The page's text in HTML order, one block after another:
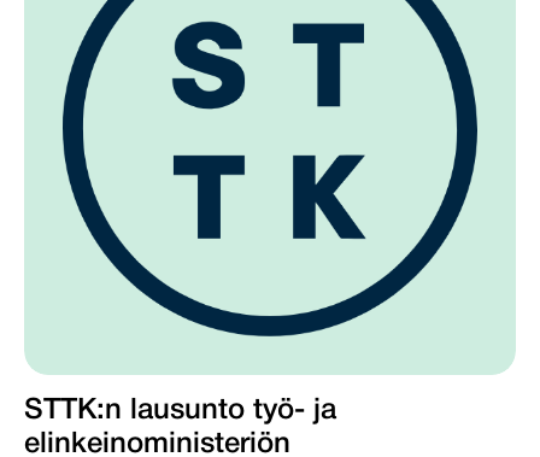
STTK:n lausunto työ- ja
elinkeinoministeriön